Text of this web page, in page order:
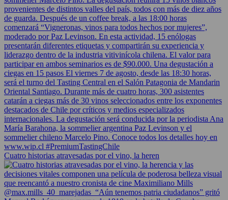
Cuatro historias atravesadas por el vino, la heren